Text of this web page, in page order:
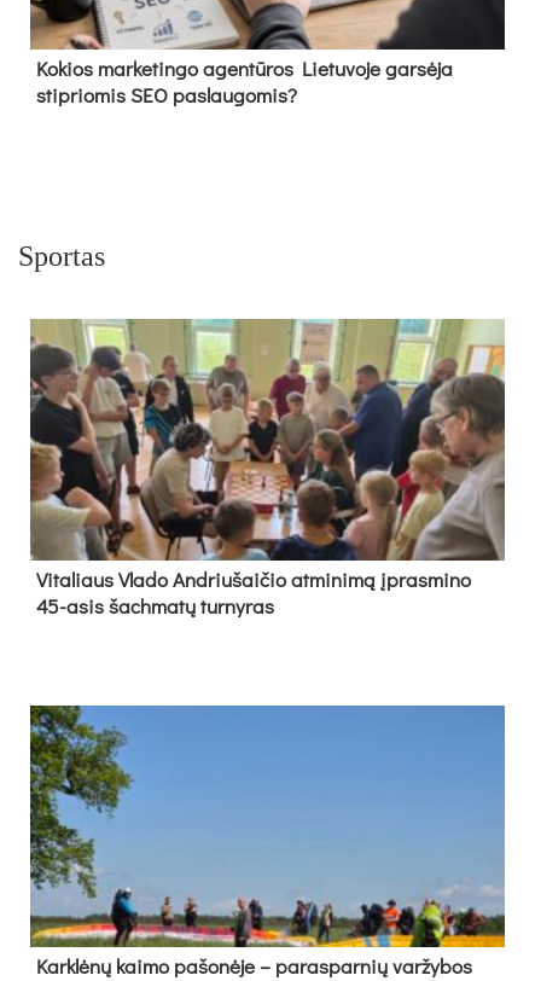
Kokios marketingo agentūros Lietuvoje garsėja
stipriomis SEO paslaugomis?
Sportas
Vi­ta­liaus Vla­do And­riu­šai­čio at­mi­ni­mą įpras­mi­no
45-asis šach­ma­tų tur­ny­ras
Kark­lė­nų kai­mo pa­šo­nė­je – pa­ras­par­nių var­žy­bos